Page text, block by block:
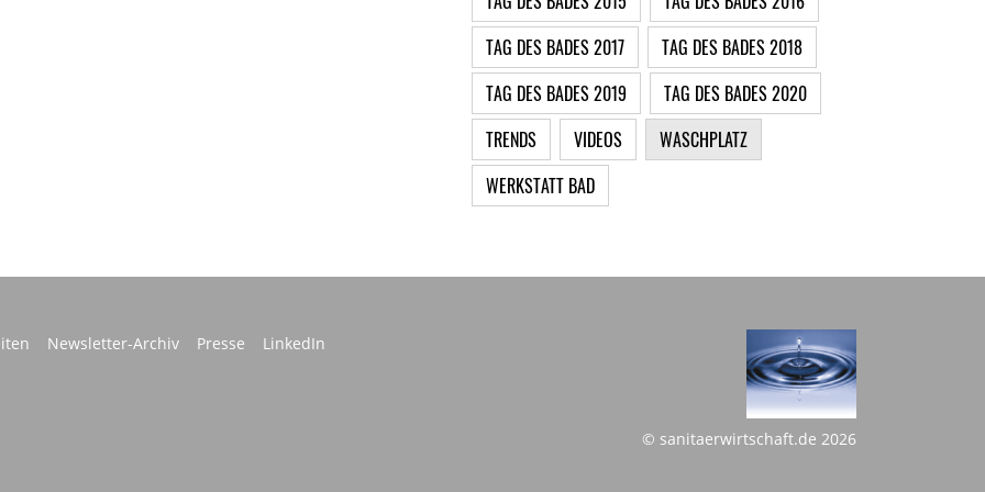
TAG DES BADES 2017
TAG DES BADES 2018
TAG DES BADES 2019
TAG DES BADES 2020
TRENDS
VIDEOS
WASCHPLATZ
WERKSTATT BAD
Newsletter-Archiv Presse LinkedIn
© sanitaerwirtschaft.de 2026